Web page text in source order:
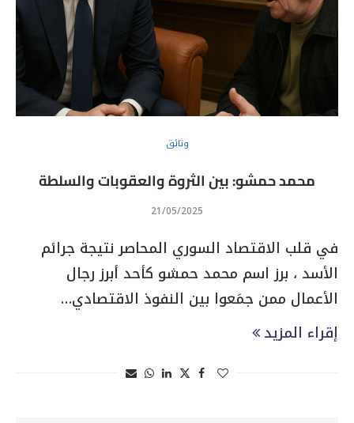
وثائق
محمد حمشو: بين الثروة والعقوبات والسلطة
21/05/2025
في قلب الاقتصاد السوري المحاصر نتيجة جرائم
الأسد ، برز اسم محمد حمشو كأحد أبرز رجال
الأعمال ممن جمَعوا بين النفوذ الاقتصادي…
إقراء المزيد